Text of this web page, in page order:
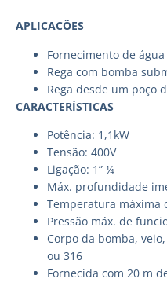
APLICACÕES
Fornecimento de
Rega com bomba
Rega desde um poço
CARACTERÍSTICAS
Potência: 1,1kW
Tensão: 400V
Ligação: 1” ¼
Máx. profundidade
Temperatura máxima
Pressão máx. de
Corpo da bomba,
ou 316
Fornecida com 20 m